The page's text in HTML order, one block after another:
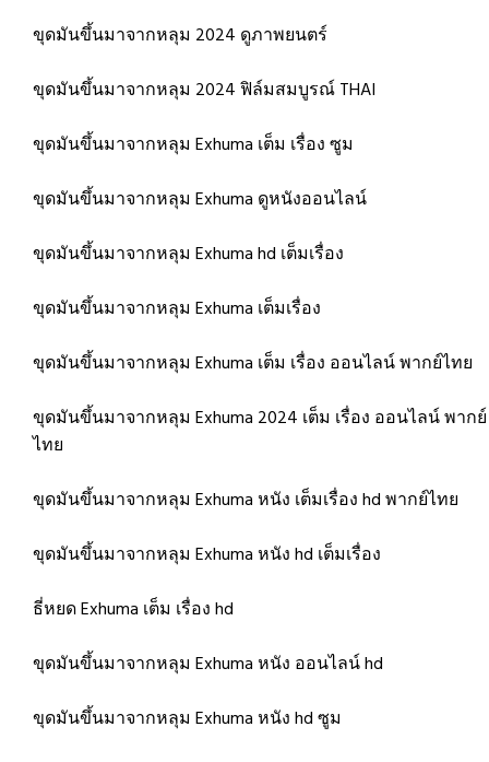
ขุดมันขึ้นมาจากหลุม 2024 ดูภาพยนตร์
ขุดมันขึ้นมาจากหลุม 2024 ฟิล์มสมบูรณ์ THAI
ขุดมันขึ้นมาจากหลุม Exhuma เต็ม เรื่อง ซูม
ขุดมันขึ้นมาจากหลุม Exhuma ดูหนังออนไลน์
ขุดมันขึ้นมาจากหลุม Exhuma hd เต็มเรื่อง
ขุดมันขึ้นมาจากหลุม Exhuma เต็มเรื่อง
ขุดมันขึ้นมาจากหลุม Exhuma เต็ม เรื่อง ออนไลน์ พากย์ไทย
ขุดมันขึ้นมาจากหลุม Exhuma 2024 เต็ม เรื่อง ออนไลน์ พากย์
ไทย
ขุดมันขึ้นมาจากหลุม Exhuma หนัง เต็มเรื่อง hd พากย์ไทย
ขุดมันขึ้นมาจากหลุม Exhuma หนัง hd เต็มเรื่อง
ธี่หยด Exhuma เต็ม เรื่อง hd
ขุดมันขึ้นมาจากหลุม Exhuma หนัง ออนไลน์ hd
ขุดมันขึ้นมาจากหลุม Exhuma หนัง hd ซูม